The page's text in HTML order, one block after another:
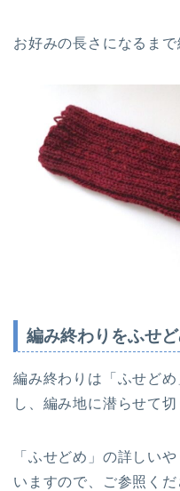
お好みの長さになるまで
編み終わりをふせ
編み終わりは「ふせど
し、編み地に潜らせて切
「ふせどめ」の詳しい
いますので、ご参照くだ